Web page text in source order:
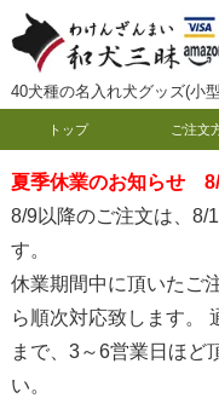
40犬種の名入れ犬グッズ(小
トップ ご注文
夏季休業のお知らせ
8/9以降のご注文は、8/
す。
休業期間中に頂いたご
ら順次対応致します。
まで、3～6営業日ほど
い。